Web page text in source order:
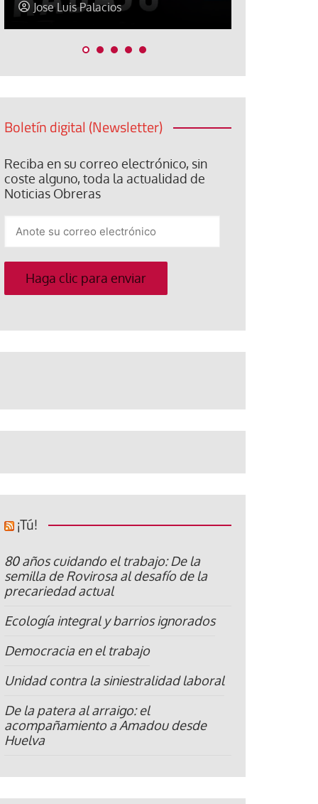
Jose Luis Palacios
Boletín digital (Newsletter)
Reciba en su correo electrónico, sin
coste alguno, toda la actualidad de
Noticias Obreras
su
correo
electrónico
Haga clic para enviar
¡Tú!
80 años cuidando el trabajo: De la
semilla de Rovirosa al desafío de la
precariedad actual
Ecología integral y barrios ignorados
Democracia en el trabajo
Unidad contra la siniestralidad laboral
De la patera al arraigo: el
acompañamiento a Amadou desde
Huelva